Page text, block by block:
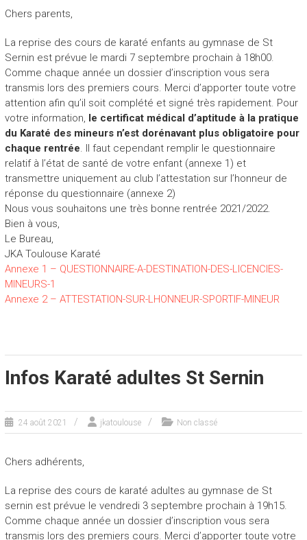
Chers parents,
La reprise des cours de karaté enfants au gymnase de St
Sernin est prévue le mardi 7 septembre prochain à 18h00.
Comme chaque année un dossier d’inscription vous sera
transmis lors des premiers cours. Merci d’apporter toute votre
attention afin qu’il soit complété et signé très rapidement. Pour
votre information, le certificat médical d’aptitude à la pratique
du Karaté des mineurs n’est dorénavant plus obligatoire pour
chaque rentrée. Il faut cependant remplir le questionnaire
relatif à l’état de santé de votre enfant (annexe 1) et
transmettre uniquement au club l’attestation sur l’honneur de
réponse du questionnaire (annexe 2)
Nous vous souhaitons une très bonne rentrée 2021/2022.
Bien à vous,
Le Bureau,
JKA Toulouse Karaté
Annexe 1 – QUESTIONNAIRE-A-DESTINATION-DES-LICENCIES-
MINEURS-1
Annexe 2 – ATTESTATION-SUR-LHONNEUR-SPORTIF-MINEUR
Infos Karaté adultes St Sernin
24 août 2021 jkatoulouse Non classé
Chers adhérents,
La reprise des cours de karaté adultes au gymnase de St
sernin est prévue le vendredi 3 septembre prochain à 19h15.
Comme chaque année un dossier d’inscription vous sera
transmis lors des premiers cours. Merci d’apporter toute votre